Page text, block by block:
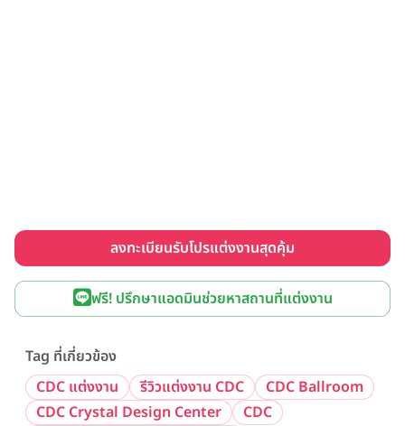
ลงทะเบียนรับโปรแต่งงานสุดคุ้ม
ฟรี! ปรึกษาแอดมินช่วยหาสถานที่แต่งงาน
Tag ที่เกี่ยวข้อง
CDC แต่งงาน
รีวิวแต่งงาน CDC
CDC Ballroom
CDC Crystal Design Center
CDC